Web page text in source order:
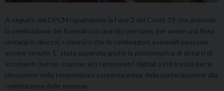
A seguito del DPCM riguardante la Fase 2 del Covid-19 che prevede
la celebrazione dei funerali con quindici persone, per avere una linea
unitaria in diocesi, comunico che le celebrazioni esequiali possono
essere tenute. E’ stata superata anche la problematica di dotarsi di
strumenti (termo-scanner e/o termometri digitali a infrarossi) per la
rilevazione della temperatura corporea prima della partecipazione alla
celebrazione delle esequie.